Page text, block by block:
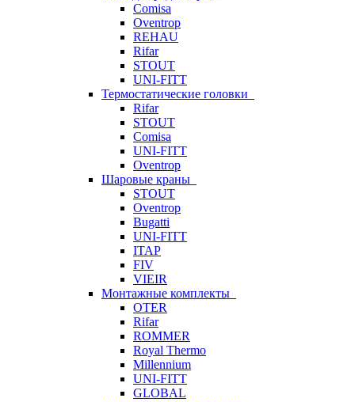
Comisa
Oventrop
REHAU
Rifar
STOUT
UNI-FITT
Термостатические головки
Rifar
STOUT
Comisa
UNI-FITT
Oventrop
Шаровые краны
STOUT
Oventrop
Bugatti
UNI-FITT
ITAP
FIV
VIEIR
Монтажные комплекты
OTER
Rifar
ROMMER
Royal Thermo
Millennium
UNI-FITT
GLOBAL